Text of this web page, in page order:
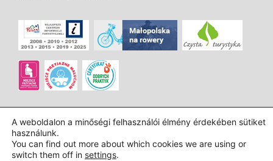
Tervezés és kivitelezés:InTechHouse.com
A weboldalon a minőségi felhasználói élmény érdekében sütiket
használunk.
You can find out more about which cookies we are using or
switch them off in settings.